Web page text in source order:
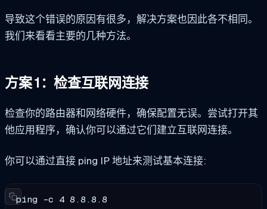
导致这个错误的原因有很多，解决方案也因此各不相同。
我们来看看主要的几种方法。
方案 1：检查互联网连接
检查你的路由器和网络硬件，确保配置无误。尝试打开其
他应用程序，确认你可以通过它们建立互联网连接。
你可以通过直接 ping IP 地址来测试基本连接:
ping -c 4 8.8.8.8